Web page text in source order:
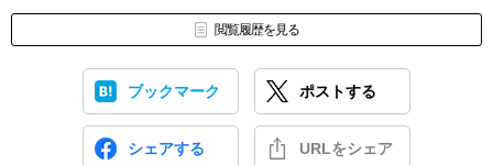
閲覧履歴を見る
ブックマーク ポストする
シェアする URLをシェア